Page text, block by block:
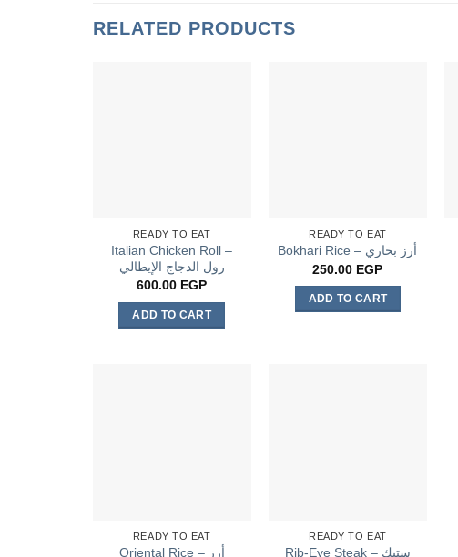
RELATED PRODUCTS
READY TO EAT
Italian Chicken Roll –
رول الدجاج الإيطالي
600.00 EGP
ADD TO CART
READY TO EAT
Bokhari Rice – أرز بخاري
250.00 EGP
ADD TO CART
READY TO EAT
Oriental Rice – أرز
READY TO EAT
Rib-Eye Steak – ستيك